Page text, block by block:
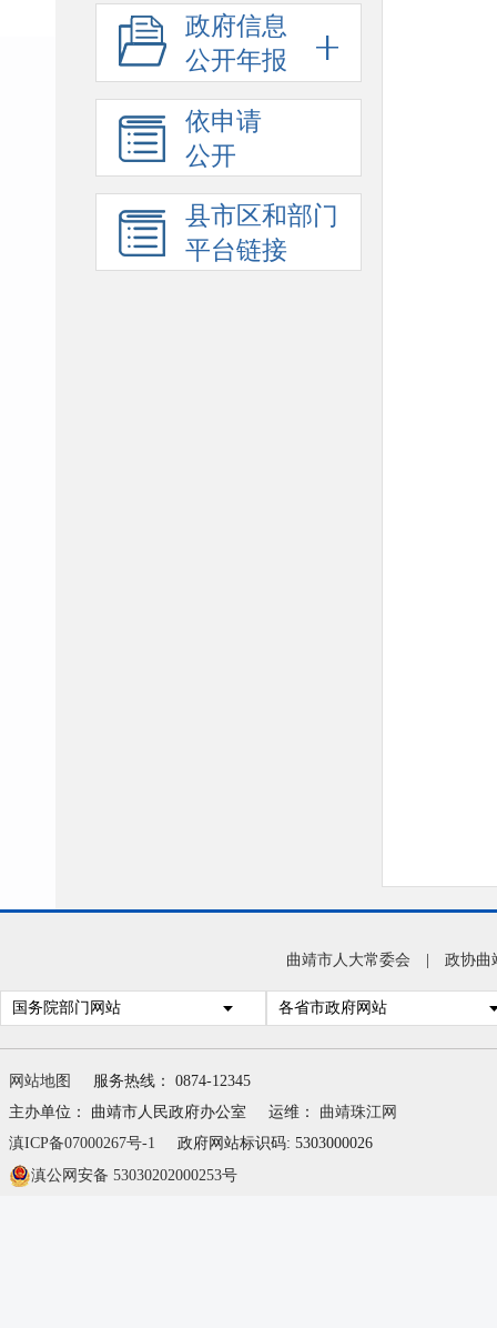
政府信息
公开年报
依申请
公开
县市区和部门
平台链接
曲靖市人大常委会 政协曲
国务院部门网站 各省市政府网站
网站地图
服务热线： 0874-12345
主办单位： 曲靖市人民政府办公室
运维： 曲靖珠江网
滇ICP备07000267号-1
政府网站标识码: 5303000026
滇公网安备 53030202000253号